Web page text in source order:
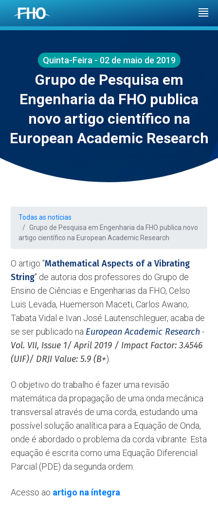
Quinta-Feira - 02 de maio de 2019
Grupo de Pesquisa em
Engenharia da FHO publica
novo artigo científico na
European Academic Research
Todas as notícias
Grupo de Pesquisa em Engenharia da FHO publica novo
artigo científico na European Academic Research
O artigo ''Mathematical Aspects of a Vibrating
String'' de autoria dos professores do Grupo de
Ensino de Ciências e Engenharias da FHO, Celso
Luis Levada, Huemerson Maceti, Carlos Awano,
Tabata Vidal e Ivan José Lautenschleguer, acaba de
se ser publicado na European Academic Research-
Vol. VII, Issue 1/ April 2019 / Impact Factor: 3.4546
(UIF)/ DRJI Value: 5.9 (B+).
O objetivo do trabalho é fazer uma revisão
matemática da propagação de uma onda mecânica
transversal através de uma corda, estudando uma
possível solução analítica para a Equação de Onda,
onde é abordado o problema da corda vibrante. Esta
equação é escrita como uma Equação Diferencial
Parcial (PDE) da segunda ordem.
Acesso ao artigo na íntegra